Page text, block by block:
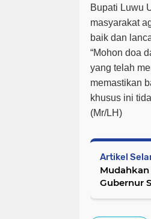
Bupati Luwu
masyarakat
baik dan
“Mohon doa
yang telah
memastikan
khusus ini
(Mr/LH)
Artikel
Gubernur